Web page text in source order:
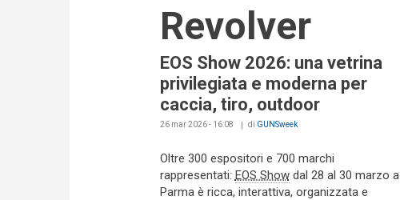
Revolver
EOS Show 2026: una vetrina
privilegiata e moderna per
caccia, tiro, outdoor
26 mar 2026 - 16:08 di GUNSweek
Oltre 300 espositori e 700 marchi
rappresentati: EOS Showdal 28 al 30 marzo a
Parma è ricca, interattiva, organizzata e